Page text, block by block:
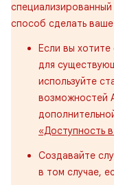
способ сделать
Если вы
для
используйте
возможностей
«Доступность
Создавайте
в том случае,